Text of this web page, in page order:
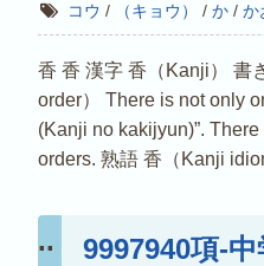
コウ / （キョウ） /か /か
香 香 漢字 香（Kanji） 書
order） There is not only
(Kanji no kakijyun)”.
orders. 熟語 香（Kanji
9997940項-中